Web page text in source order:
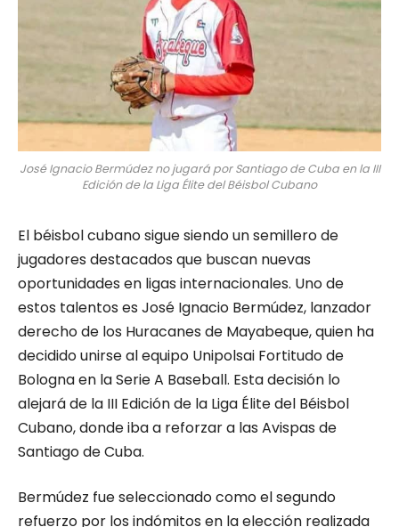
José Ignacio Bermúdez no jugará por Santiago de Cuba en la III
Edición de la Liga Élite del Béisbol Cubano
El béisbol cubano sigue siendo un semillero de
jugadores destacados que buscan nuevas
oportunidades en ligas internacionales. Uno de
estos talentos es José Ignacio Bermúdez, lanzador
derecho de los Huracanes de Mayabeque, quien ha
decidido unirse al equipo Unipolsai Fortitudo de
Bologna en la Serie A Baseball. Esta decisión lo
alejará de la III Edición de la Liga Élite del Béisbol
Cubano, donde iba a reforzar a las Avispas de
Santiago de Cuba.
Bermúdez fue seleccionado como el segundo
refuerzo por los indómitos en la elección realizada